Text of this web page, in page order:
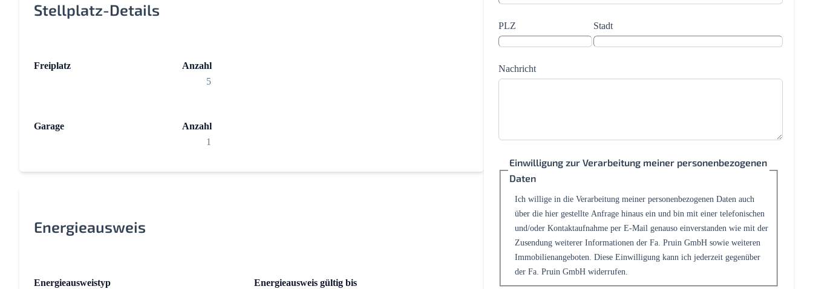
Stellplatz-Details
Freiplatz
Anzahl
5
Garage
Anzahl
1
Energieausweis
Energieausweistyp
Energieausweis gültig bis
PLZ Stadt
Nachricht
Einwilligung zur Verarbeitung meiner personenbezogenen
Daten
Ich willige in die Verarbeitung meiner personenbezogenen Daten auch
über die hier gestellte Anfrage hinaus ein und bin mit einer telefonischen
und/oder Kontaktaufnahme per E-Mail genauso einverstanden wie mit der
Zusendung weiterer Informationen der Fa. Pruin GmbH sowie weiteren
Immobilienangeboten. Diese Einwilligung kann ich jederzeit gegenüber
der Fa. Pruin GmbH widerrufen.